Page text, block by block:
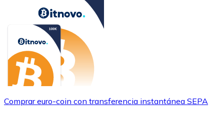
Comprar euro-coin con transferencia instantánea SEPA